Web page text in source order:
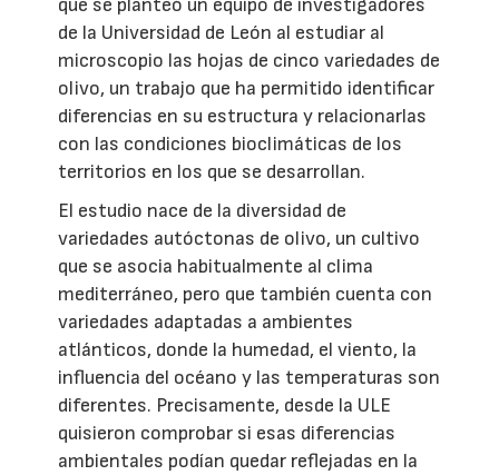
que se planteó un equipo de investigadores
de la Universidad de León al estudiar al
microscopio las hojas de cinco variedades de
olivo, un trabajo que ha permitido identificar
diferencias en su estructura y relacionarlas
con las condiciones bioclimáticas de los
territorios en los que se desarrollan.
El estudio nace de la diversidad de
variedades autóctonas de olivo, un cultivo
que se asocia habitualmente al clima
mediterráneo, pero que también cuenta con
variedades adaptadas a ambientes
atlánticos, donde la humedad, el viento, la
influencia del océano y las temperaturas son
diferentes. Precisamente, desde la ULE
quisieron comprobar si esas diferencias
ambientales podían quedar reflejadas en la